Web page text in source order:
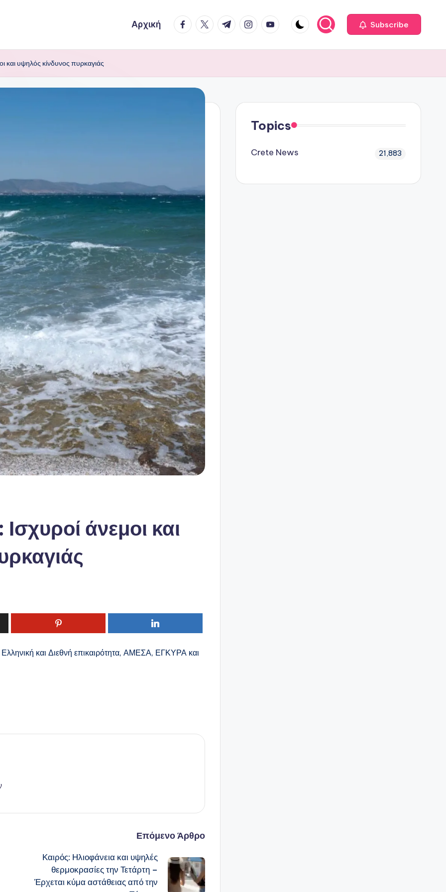
Αρχική facebook.com
twitter.com
t.me instagram.com
youtube.com Subscribe
και υψηλός κίνδυνος πυρκαγιάς
άνεμοι και
και Διεθνή επικαιρότητα, ΑΜΕΣΑ, ΕΓΚΥΡΑ και
Επόμενο Άρθρο
Καιρός: Ηλιοφάνεια και υψηλές
θερμοκρασίες την Τετάρτη –
Έρχεται κύμα αστάθειας από την
Topics
Crete News 21,883